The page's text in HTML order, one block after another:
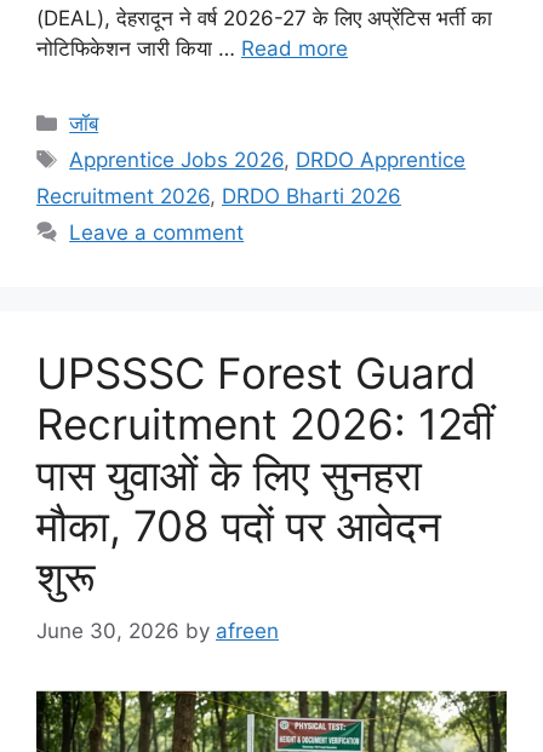
(DEAL), देहरादून ने वर्ष 2026-27 के लिए अप्रेंटिस भर्ती का
नोटिफिकेशन जारी किया … Read more
Categories
जॉब
Tags
Apprentice Jobs 2026, DRDO Apprentice
Recruitment 2026, DRDO Bharti 2026
Leave a comment
UPSSSC Forest Guard
Recruitment 2026: 12वीं
पास युवाओं के लिए सुनहरा
मौका, 708 पदों पर आवेदन
शुरू
June 30, 2026 by afreen